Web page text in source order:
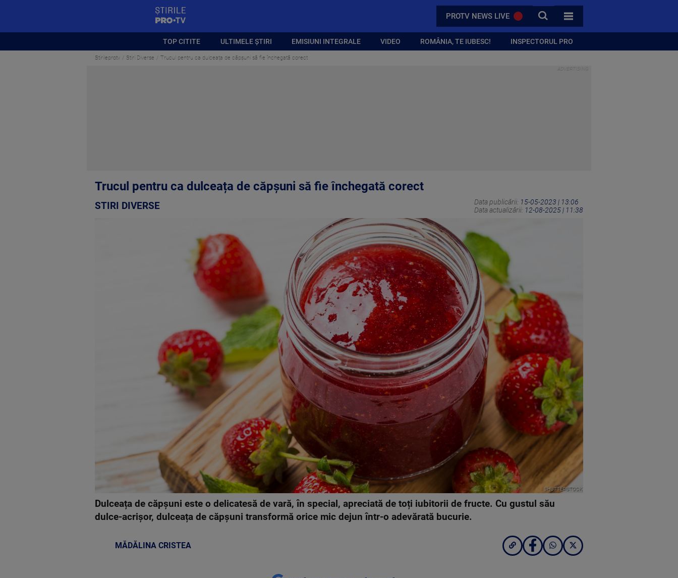
PROTV NEWS LIVE CAUTA
TOATE CATEGORIILE
TOP CITITE ULTIMELE ȘTIRI EMISIUNI INTEGRALE VIDEO ROMÂNIA, TE IUBESC! INSPECTORUL PRO
Stirileprotv Stiri Diverse Trucul pentru ca dulceața de căpșuni să fie închegată corect
Trucul pentru ca dulceața de căpșuni să fie închegată corect
STIRI DIVERSE Data publicării: 15-05-2023 | 13:06
Data actualizării: 12-08-2025 | 11:38
SHUTTERSTOCK
Dulceața de căpșuni este o delicatesă de vară, în special, apreciată de toți iubitorii de fructe. Cu gustul său
dulce-acrișor, dulceața de căpșuni transformă orice mic dejun într-o adevărată bucurie.
MĂDĂLINA CRISTEA